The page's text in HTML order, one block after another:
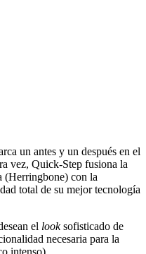
un antes y un después en el
vez, Quick-Step fusiona la
(Herringbone) con la
total de su mejor tecnología
el looksofisticado de
necesaria para la
intenso).